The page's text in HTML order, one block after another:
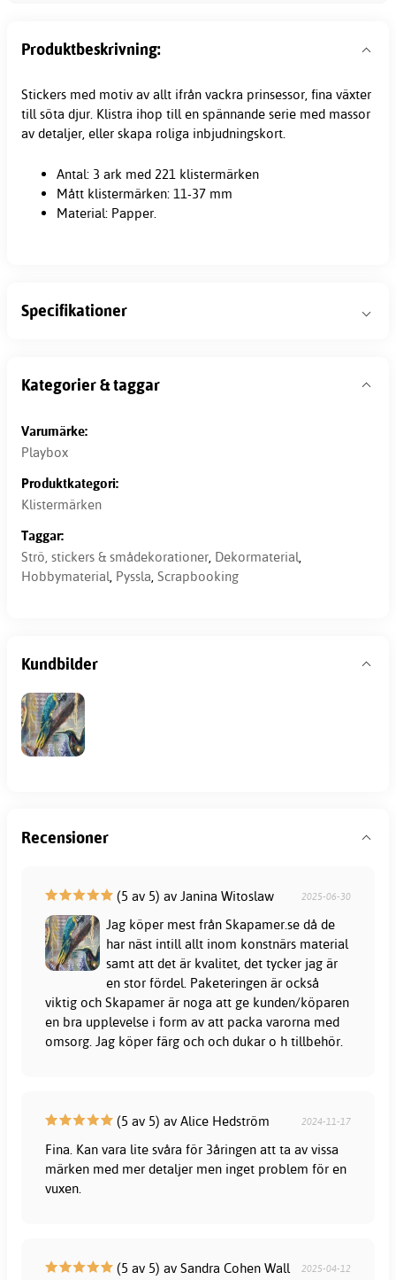
Produktbeskrivning:
Stickers med motiv av allt ifrån vackra prinsessor, fina växter
till söta djur. Klistra ihop till en spännande serie med massor
av detaljer, eller skapa roliga inbjudningskort.
Antal: 3 ark med 221 klistermärken
Mått klistermärken: 11-37 mm
Material: Papper.
Specifikationer
Kategorier & taggar
Varumärke:
Playbox
Produktkategori:
Klistermärken
Taggar:
Strö, stickers & smådekorationer, Dekormaterial,
Hobbymaterial, Pyssla, Scrapbooking
Kundbilder
Recensioner
(5 av 5) av Janina Witoslaw 2025-06-30
Jag köper mest från Skapamer.se då de
har näst intill allt inom konstnärs material
samt att det är kvalitet, det tycker jag är
en stor fördel. Paketeringen är också
viktig och Skapamer är noga att ge kunden/köparen
en bra upplevelse i form av att packa varorna med
omsorg. Jag köper färg och och dukar o h tillbehör.
(5 av 5) av Alice Hedström 2024-11-17
Fina. Kan vara lite svåra för 3åringen att ta av vissa
märken med mer detaljer men inget problem för en
vuxen.
(5 av 5) av Sandra Cohen Wall 2025-04-12